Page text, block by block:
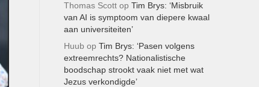
Thomas Scottop Tim Brys: ‘Misbruik
van AI is symptoom van diepere kwaal
aan universiteiten’
Huub op Tim Brys: ‘Pasen volgens
extreemrechts? Nationalistische
boodschap strookt vaak niet met wat
Jezus verkondigde’